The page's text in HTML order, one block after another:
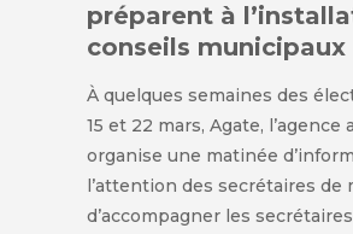
préparent à
conseils municipaux
À quelques semaines des
15 et 22 mars, Agate,
organise une matinée
l’attention des secrétaires de
d’accompagner les